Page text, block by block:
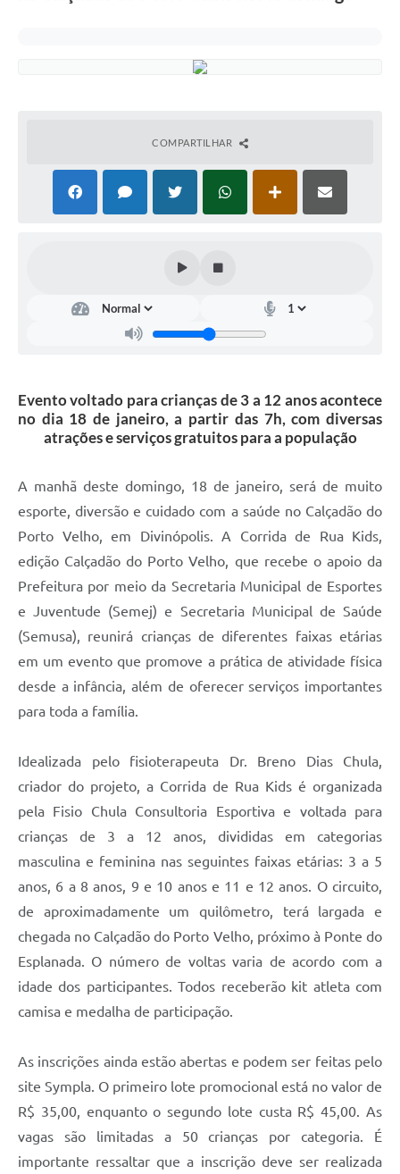
COMPARTILHAR
Evento voltado para crianças de 3 a 12 anos acontece
no dia 18 de janeiro, a partir das 7h, com diversas
atrações e serviços gratuitos para a população
A manhã deste domingo, 18 de janeiro, será de muito
esporte, diversão e cuidado com a saúde no Calçadão do
Porto Velho, em Divinópolis. A Corrida de Rua Kids,
edição Calçadão do Porto Velho, que recebe o apoio da
Prefeitura por meio da Secretaria Municipal de Esportes
e Juventude (Semej) e Secretaria Municipal de Saúde
(Semusa), reunirá crianças de diferentes faixas etárias
em um evento que promove a prática de atividade física
desde a infância, além de oferecer serviços importantes
para toda a família.
Idealizada pelo fisioterapeuta Dr. Breno Dias Chula,
criador do projeto, a Corrida de Rua Kids é organizada
pela Fisio Chula Consultoria Esportiva e voltada para
crianças de 3 a 12 anos, divididas em categorias
masculina e feminina nas seguintes faixas etárias: 3 a 5
anos, 6 a 8 anos, 9 e 10 anos e 11 e 12 anos. O circuito,
de aproximadamente um quilômetro, terá largada e
chegada no Calçadão do Porto Velho, próximo à Ponte do
Esplanada. O número de voltas varia de acordo com a
idade dos participantes. Todos receberão kit atleta com
camisa e medalha de participação.
As inscrições ainda estão abertas e podem ser feitas pelo
site Sympla. O primeiro lote promocional está no valor de
R$ 35,00, enquanto o segundo lote custa R$ 45,00. As
vagas são limitadas a 50 crianças por categoria. É
importante ressaltar que a inscrição deve ser realizada